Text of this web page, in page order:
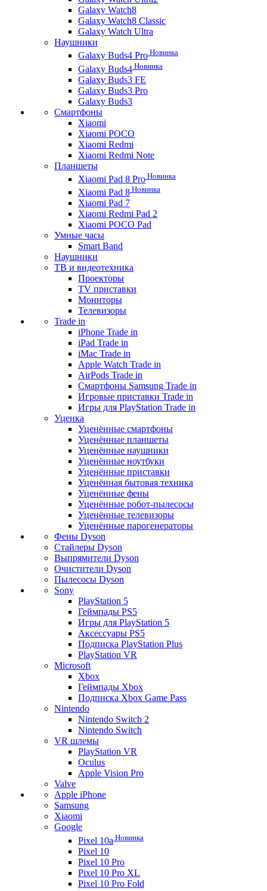
Galaxy Watch8
Galaxy Watch8 Classic
Galaxy Watch Ultra
Наушники
Galaxy Buds4 Pro Новинка
Galaxy Buds4 Новинка
Galaxy Buds3 FE
Galaxy Buds3 Pro
Galaxy Buds3
Смартфоны
Xiaomi
Xiaomi POCO
Xiaomi Redmi
Xiaomi Redmi Note
Планшеты
Xiaomi Pad 8 Pro Новинка
Xiaomi Pad 8 Новинка
Xiaomi Pad 7
Xiaomi Redmi Pad 2
Xiaomi POCO Pad
Умные часы
Smart Band
Наушники
ТВ и видеотехника
Проекторы
TV приставки
Мониторы
Телевизоры
Trade in
iPhone Trade in
iPad Trade in
iMac Trade in
Apple Watch Trade in
AirPods Trade in
Смартфоны Samsung Trade in
Игровые приставки Trade in
Игры для PlayStation Trade in
Уценка
Уценённые смартфоны
Уценённые планшеты
Уценённые наушники
Уценённые ноутбуки
Уценённые приставки
Уценённая бытовая техника
Уценённые фены
Уценённые робот-пылесосы
Уценённые телевизоры
Уценённые парогенераторы
Фены Dyson
Стайлеры Dyson
Выпрямители Dyson
Очистители Dyson
Пылесосы Dyson
Sony
PlayStation 5
Геймпады PS5
Игры для PlayStation 5
Аксессуары PS5
Подписка PlayStation Plus
PlayStation VR
Microsoft
Xbox
Геймпады Xbox
Подписка Xbox Game Pass
Nintendo
Nintendo Switch 2
Nintendo Switch
VR шлемы
PlayStation VR
Oculus
Apple Vision Pro
Valve
Apple iPhone
Samsung
Xiaomi
Google
Pixel 10a Новинка
Pixel 10
Pixel 10 Pro
Pixel 10 Pro XL
Pixel 10 Pro Fold